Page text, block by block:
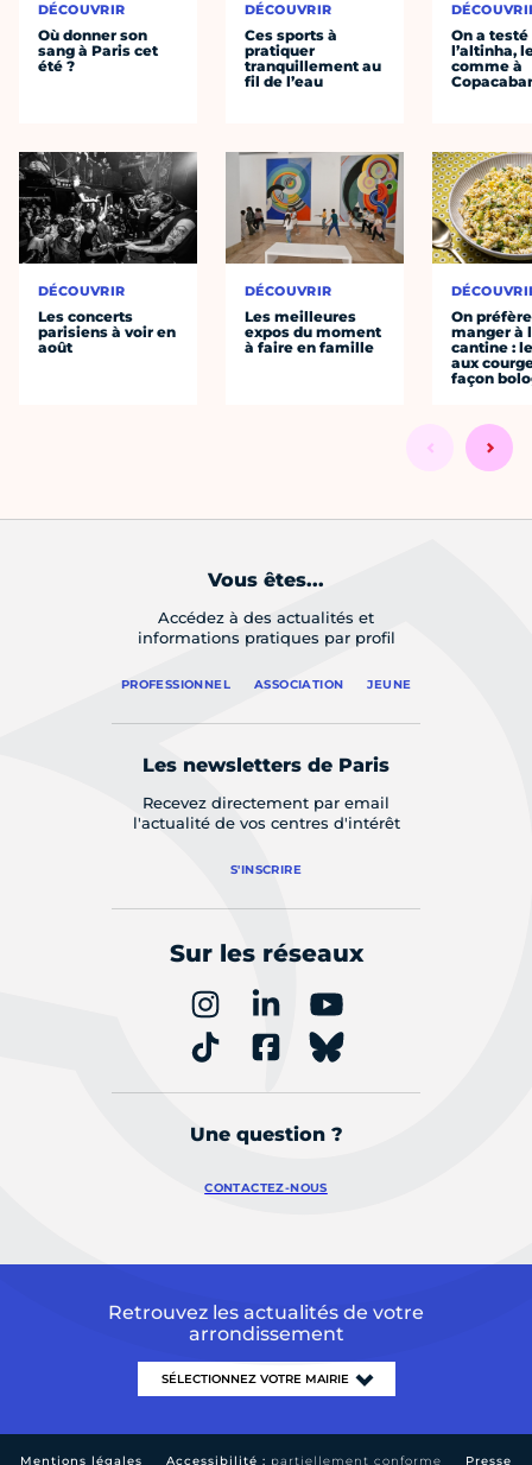
DÉCOUVRIR
Où donner son
sang à Paris cet
été ?
DÉCOUVRIR
Les concerts
parisiens à voir en
août
DÉCOUVRIR
Ces sports à
pratiquer
tranquillement au
fil de l’eau
DÉCOUVRIR
Les meilleures
expos du moment
à faire en famille
On a testé
l’altinha,
comme à
On préfère
manger à
cantine :
aux
façon
Vous êtes...
Accédez à des actualités et
informations pratiques par profil
PROFESSIONNEL ASSOCIATION JEUNE
Les newsletters de Paris
Recevez directement par email
l'actualité de vos centres d'intérêt
S'INSCRIRE
Sur les réseaux
Une question ?
CONTACTEZ-NOUS
Retrouvez les actualités de votre
arrondissement
Mentions légales Accessibilité : partiellement conforme Presse